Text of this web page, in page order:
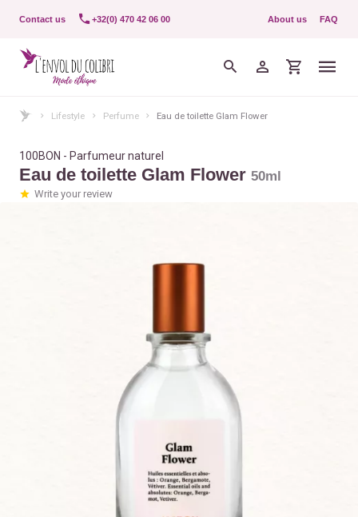
Contact us +32(0) 470 42 06 00 About us FAQ
Lifestyle Perfume Eau de toilette Glam Flower
100BON - Parfumeur naturel
Eau de toilette Glam Flower 50ml
Write your review